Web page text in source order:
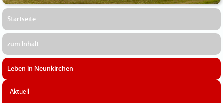
Startseite
zum Inhalt
Leben in Neunkirchen
Aktuell